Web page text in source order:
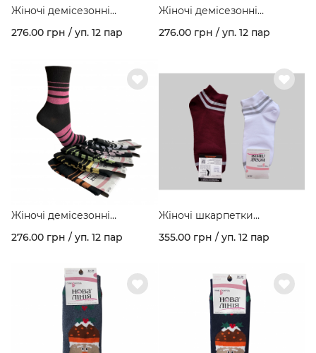
Жіночі демісезонні
шкарпетки стрейчеві
"ЄНОТИ "асорті в упаковці
276.00 грн / уп. 12 пар
Жіночі демісезонні
шкарпетки стрейчеві
асорті №1 в упаковці арт.
276.00 грн / уп. 12 пар
Жіночі демісезонні
шкарпетки стрейчеві
темне асорті в упаковці
276.00 грн / уп. 12 пар
Жіночі шкарпетки
спортивні в полоску
"Premium" арт. 416
355.00 грн / уп. 12 пар